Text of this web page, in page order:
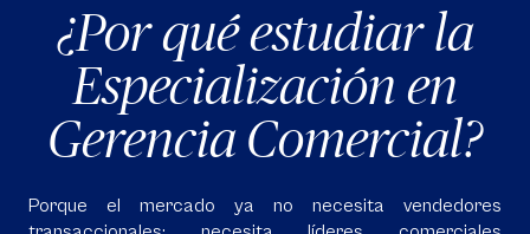
¿Por qué estudiar la
Especialización en
Gerencia Comercial?
Porque el mercado ya no necesita vendedores